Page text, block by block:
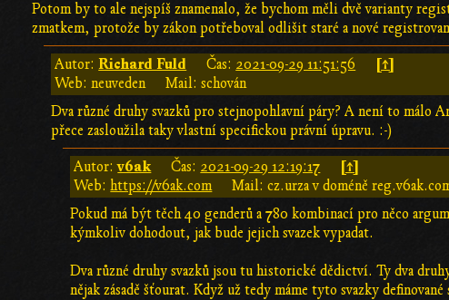
Potom by to ale nejspíš znamenalo, že bychom měli dvě varianty
zmatkem, protože by zákon potřeboval odlišit staré a nové
Autor:Richard Fuld Čas: 2021-09-29 11:51:56 [↑]
Web: neuveden
Mail: schován
Dva různé druhy svazků pro stejnopohlavní páry? A není to málo
přece zasloužila taky vlastní specifickou právní úpravu. :-)
Autor:v6ak Čas: 2021-09-29 12:19:17 [↑]
Web:https://v6ak.com
Mail: cz.urza v doméně
Pokud má být těch 40 genderů a 780 kombinací pro něco
kýmkoliv dohodout, jak bude jejich svazek vypadat.
Dva různé druhy svazků jsou tu historické dědictví. Ty dva
nějak zásadě šťourat. Když už tedy máme tyto svazky